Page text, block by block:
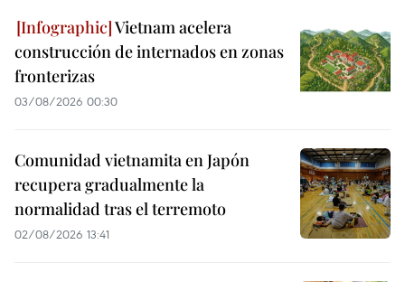
Vietnam acelera
construcción de internados en zonas
fronterizas
03/08/2026 00:30
Comunidad vietnamita en Japón
recupera gradualmente la
normalidad tras el terremoto
02/08/2026 13:41